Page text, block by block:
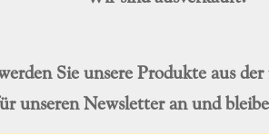
Sie unsere Produkte aus
unseren Newsletter an und